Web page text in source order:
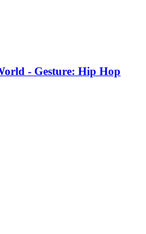
- Gesture: Hip Hop